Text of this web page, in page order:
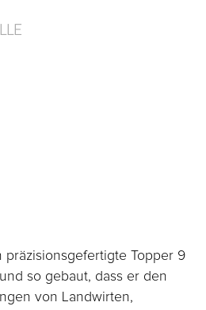
präzisionsgefertigte Topper 9
so gebaut, dass er den
von Landwirten,